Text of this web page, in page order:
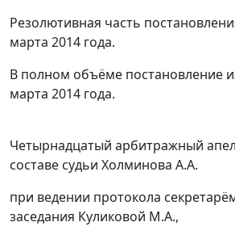
Резолютивная часть
марта 2014 года.
В полном объёме постановление
марта 2014 года.
Четырнадцатый арбитражный
составе судьи Холминова А.А.
при ведении протокола
заседания Куликовой М.А.,